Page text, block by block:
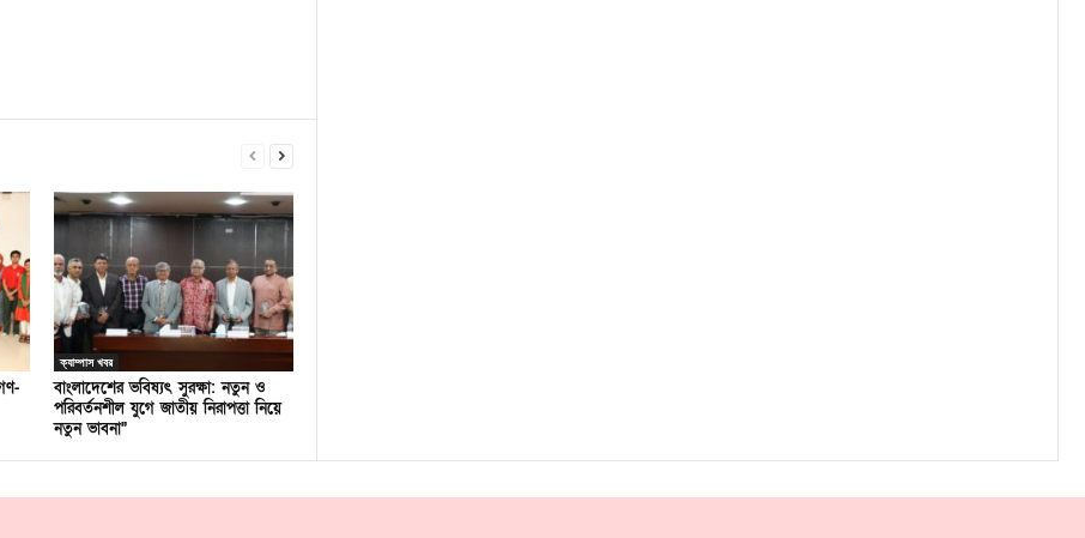
ক্যাম্পাস খবর
বাংলাদেশের ভবিষ্যৎ সুরক্ষা: নতুন ও
পরিবর্তনশীল যুগে জাতীয় নিরাপত্তা নিয়ে
নতুন ভাবনা”